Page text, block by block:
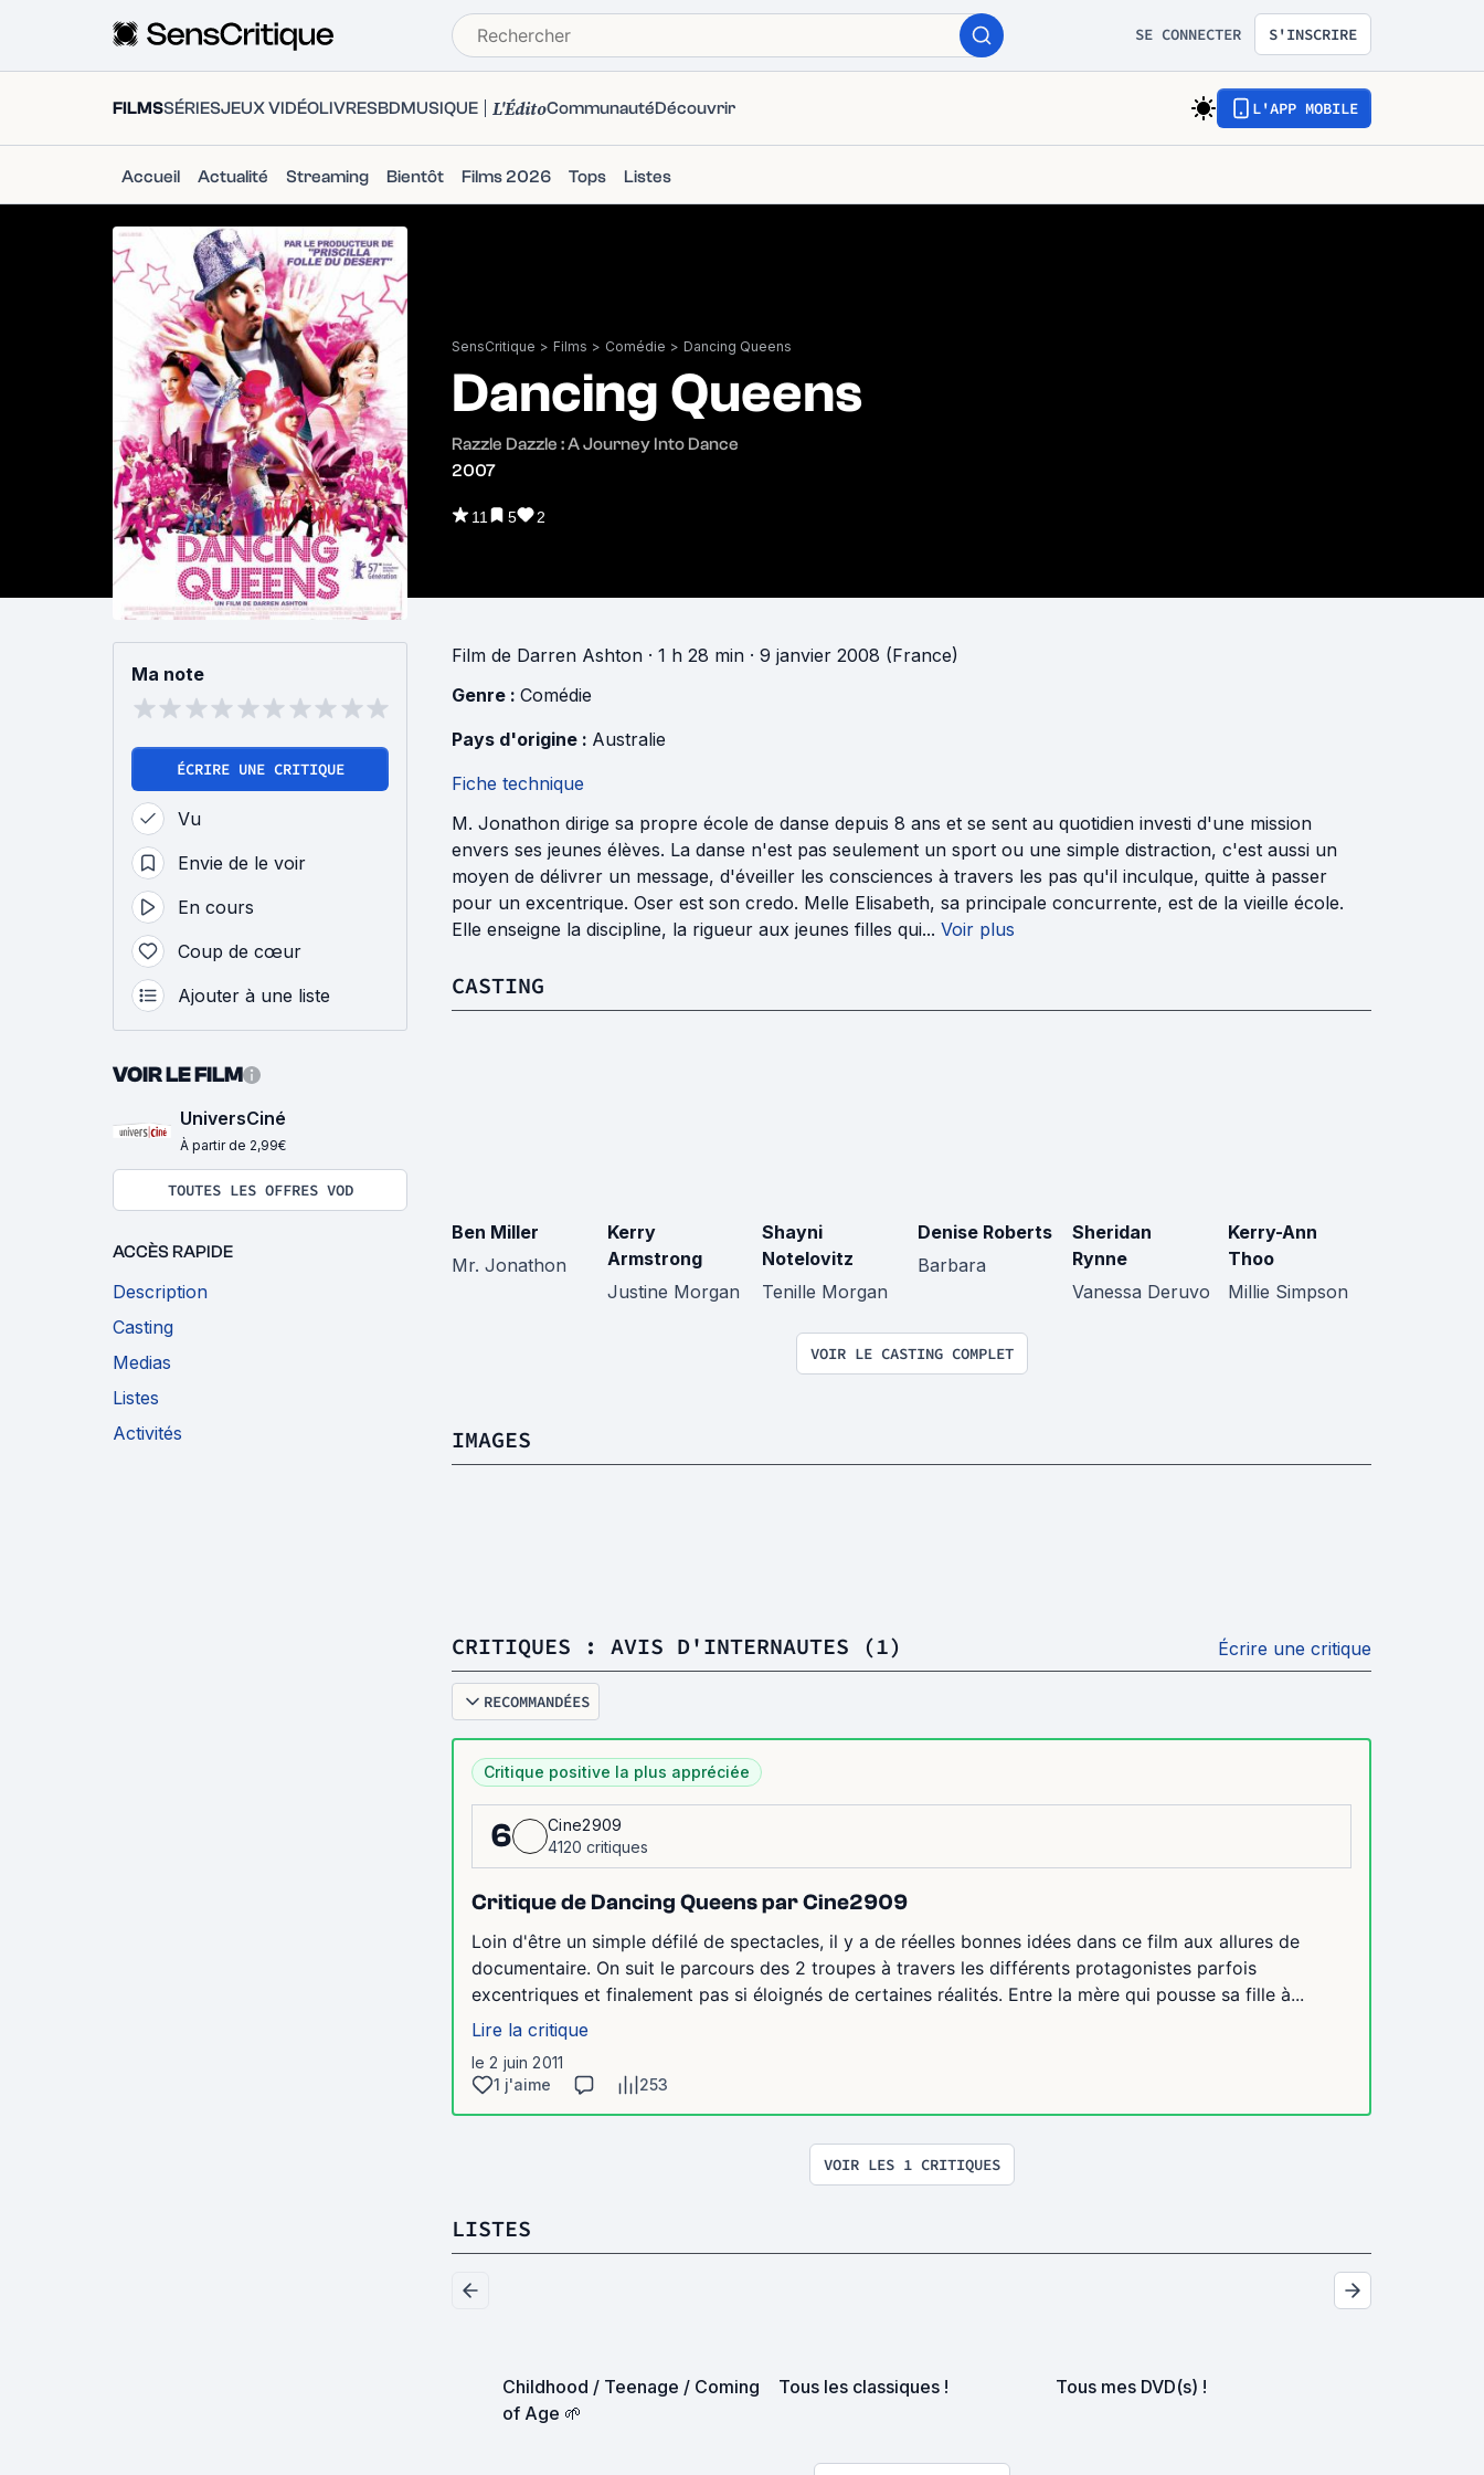
SE CONNECTER S'INSCRIRE
FILMSSÉRIESJEUX VIDÉOLIVRESBDMUSIQUE L'ÉditoCommunautéDécouvrir L'APP MOBILE
Accueil Actualité Streaming Bientôt Films 2026 Tops Listes
SensCritique > Films > Comédie > Dancing Queens
Dancing Queens
Razzle Dazzle : A Journey Into Dance
2007
11 5 2
Ma note
ÉCRIRE UNE CRITIQUE
Vu
Envie de le voir
En cours
Coup de cœur
Ajouter à une liste
VOIR LE FILM
UniversCiné
À partir de 2,99€
TOUTES LES OFFRES VOD
ACCÈS RAPIDE
Description
Casting
Medias
Listes
Activités
Film de Darren Ashton · 1 h 28 min · 9 janvier 2008 (France)
Genre : Comédie
Pays d'origine : Australie
Fiche technique
M. Jonathon dirige sa propre école de danse depuis 8 ans et se sent au quotidien investi d'une mission
envers ses jeunes élèves. La danse n'est pas seulement un sport ou une simple distraction, c'est aussi un
moyen de délivrer un message, d'éveiller les consciences à travers les pas qu'il inculque, quitte à passer
pour un excentrique. Oser est son credo. Melle Elisabeth, sa principale concurrente, est de la vieille école.
Elle enseigne la discipline, la rigueur aux jeunes filles qui... Voir plus
CASTING
Ben Miller
Mr. Jonathon
Kerry
Armstrong
Justine Morgan
Shayni
Notelovitz
Tenille Morgan
Denise Roberts
Barbara
Sheridan
Rynne
Vanessa Deruvo
Kerry-Ann
Thoo
Millie Simpson
VOIR LE CASTING COMPLET
IMAGES
CRITIQUES : AVIS D'INTERNAUTES (1) Écrire une critique
RECOMMANDÉES
Critique positive la plus appréciée
6
Cine2909
4120 critiques
Critique de Dancing Queens par Cine2909
Loin d'être un simple défilé de spectacles, il y a de réelles bonnes idées dans ce film aux allures de
documentaire. On suit le parcours des 2 troupes à travers les différents protagonistes parfois
excentriques et finalement pas si éloignés de certaines réalités. Entre la mère qui pousse sa fille à...
Lire la critique
le 2 juin 2011
1 j'aime
253
VOIR LES 1 CRITIQUES
LISTES
Childhood / Teenage / Coming
of Age 🌱
Tous les classiques ! Tous mes DVD(s) !